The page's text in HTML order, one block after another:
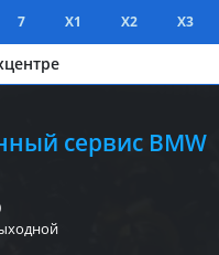
7 X1 X2 X3
сервис BMW